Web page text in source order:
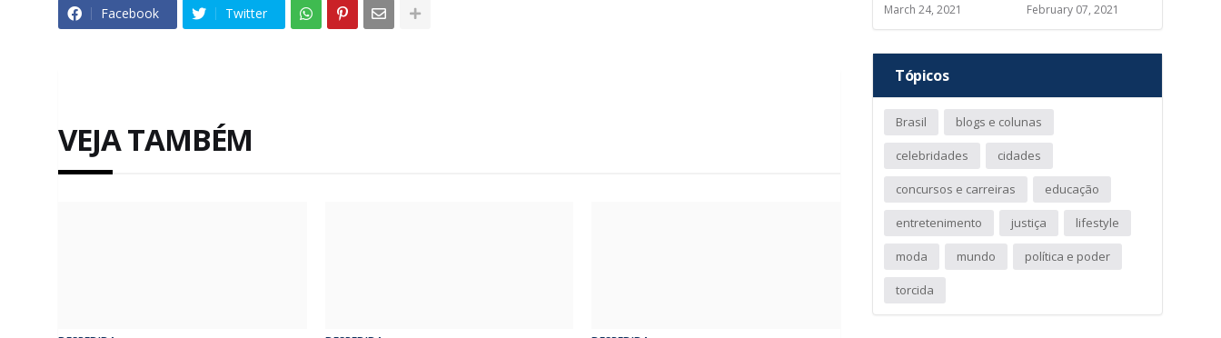
Facebook Twitter
VEJA TAMBÉM
March 24, 2021 February 07, 2021
Tópicos
Brasil blogs e colunas
celebridades cidades
concursos e carreiras educação
entretenimento justiça lifestyle
moda mundo política e poder
torcida